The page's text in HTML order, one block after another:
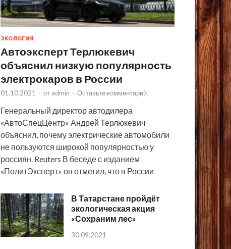
ЭКОЛОГИЯ
Автоэксперт Терлюкевич
объяснил низкую популярность
электрокаров в России
01.10.2021 - от admin - Оставьте комментарий
Генеральный директор автодилера
«АвтоСпецЦентр» Андрей Терлюкевич
объяснил, почему электрические автомобили
не пользуются широкой популярностью у
россиян. Reuters В беседе с изданием
«ПолитЭксперт» он отметил, что в России
В Татарстане пройдёт
экологическая акция
«Сохраним лес»
30.09.2021